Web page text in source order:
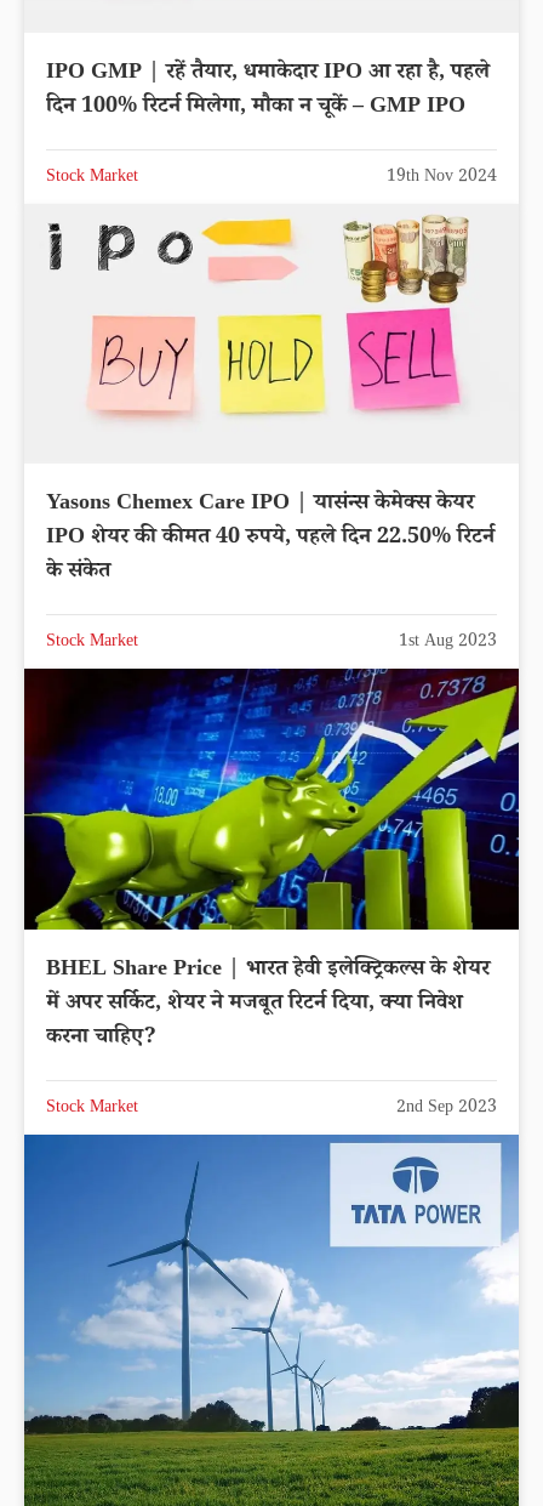
IPO GMP | रहें तैयार, धमाकेदार IPO आ रहा है, पहले
दिन 100% रिटर्न मिलेगा, मौका न चूकें – GMP IPO
Stock Market 19th Nov 2024
Yasons Chemex Care IPO | यासंन्स केमेक्स केयर
IPO शेयर की कीमत 40 रुपये, पहले दिन 22.50% रिटर्न
के संकेत
Stock Market 1st Aug 2023
BHEL Share Price | भारत हेवी इलेक्ट्रिकल्स के शेयर
में अपर सर्किट, शेयर ने मजबूत रिटर्न दिया, क्या निवेश
करना चाहिए?
Stock Market 2nd Sep 2023